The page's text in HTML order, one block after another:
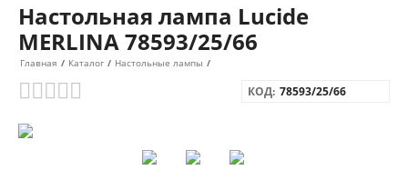
Настольная лампа Lucide
MERLINA 78593/25/66
Главная / Каталог / Настольные лампы /
КОД: 78593/25/66